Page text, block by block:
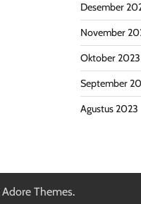
Desember
November
Oktober 2023
September
Agustus 2023
Adore Themes.